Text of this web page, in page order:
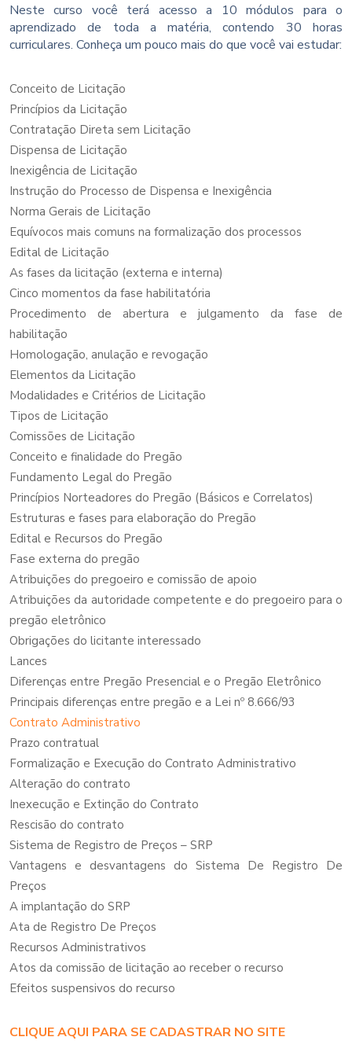
Neste curso você terá acesso a 10 módulos para o
aprendizado de toda a matéria, contendo 30 horas
curriculares. Conheça um pouco mais do que você vai estudar:
Conceito de Licitação
Princípios da Licitação
Contratação Direta sem Licitação
Dispensa de Licitação
Inexigência de Licitação
Instrução do Processo de Dispensa e Inexigência
Norma Gerais de Licitação
Equívocos mais comuns na formalização dos processos
Edital de Licitação
As fases da licitação (externa e interna)
Cinco momentos da fase habilitatória
Procedimento de abertura e julgamento da fase de
habilitação
Homologação, anulação e revogação
Elementos da Licitação
Modalidades e Critérios de Licitação
Tipos de Licitação
Comissões de Licitação
Conceito e finalidade do Pregão
Fundamento Legal do Pregão
Princípios Norteadores do Pregão (Básicos e Correlatos)
Estruturas e fases para elaboração do Pregão
Edital e Recursos do Pregão
Fase externa do pregão
Atribuições do pregoeiro e comissão de apoio
Atribuições da autoridade competente e do pregoeiro para o
pregão eletrônico
Obrigações do licitante interessado
Lances
Diferenças entre Pregão Presencial e o Pregão Eletrônico
Principais diferenças entre pregão e a Lei nº 8.666/93
Contrato Administrativo
Prazo contratual
Formalização e Execução do Contrato Administrativo
Alteração do contrato
Inexecução e Extinção do Contrato
Rescisão do contrato
Sistema de Registro de Preços – SRP
Vantagens e desvantagens do Sistema De Registro De
Preços
A implantação do SRP
Ata de Registro De Preços
Recursos Administrativos
Atos da comissão de licitação ao receber o recurso
Efeitos suspensivos do recurso
CLIQUE AQUI PARA SE CADASTRAR NO SITE